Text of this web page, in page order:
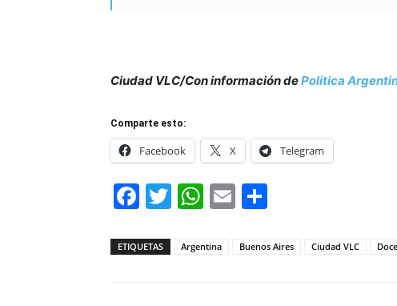
Ciudad VLC/Con información dePolítica
Comparte esto:
Facebook X Telegram
Facebook
Twitter
WhatsApp
Email
ETIQUETAS Argentina Buenos Aires Ciudad VLC